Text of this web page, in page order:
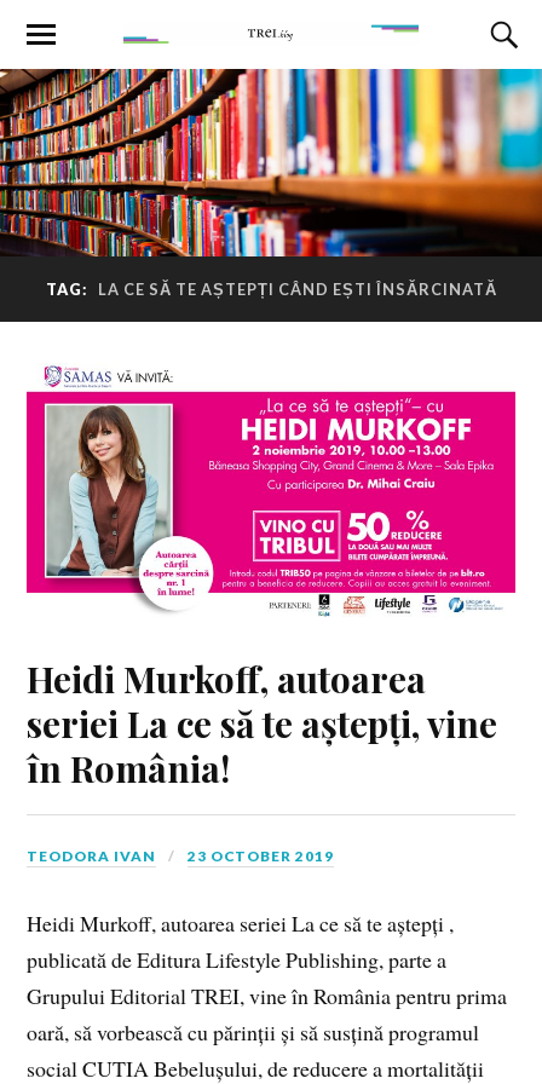
TAG: LA CE SĂ TE AȘTEPȚI CÂND EȘTI ÎNSĂRCINATĂ
Heidi Murkoff, autoarea
seriei La ce să te aștepți, vine
în România!
TEODORA IVAN 23 OCTOBER 2019
Heidi Murkoff, autoarea seriei La ce să te aștepți ,
publicată de Editura Lifestyle Publishing, parte a
Grupului Editorial TREI, vine în România pentru prima
oară, să vorbească cu părinții și să susțină programul
social CUTIA Bebelușului, de reducere a mortalității